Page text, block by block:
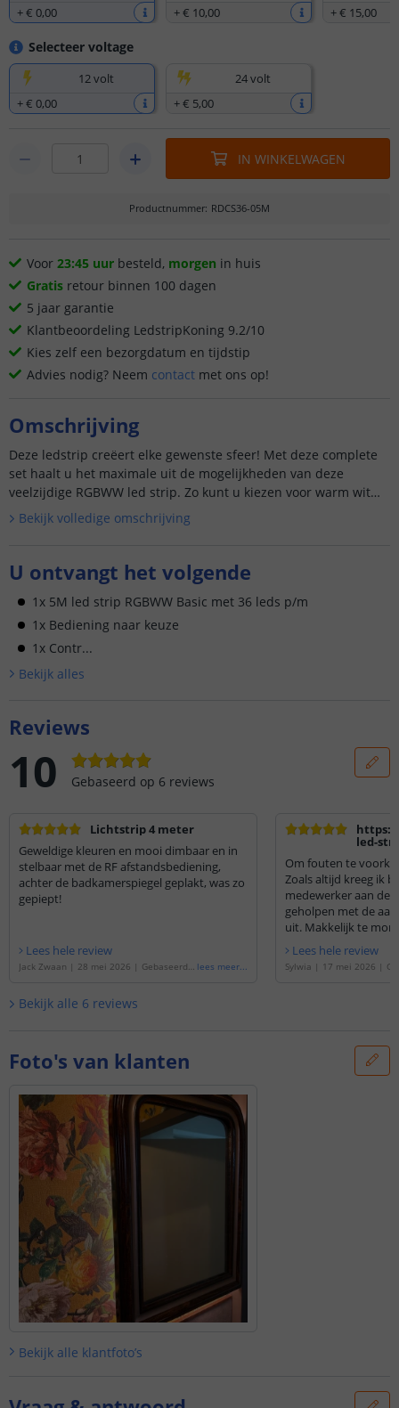
+€ 0,00
+€ 10,00
+€ 15,00
Selecteer voltage
12 volt
+€ 0,00
24 volt
+€ 5,00
IN WINKELWAGEN
Productnummer: RDCS36-05M
Voor 23:45 uur besteld, morgen in huis
Gratis retour binnen 100 dagen
5 jaar garantie
Klantbeoordeling LedstripKoning 9.2/10
Kies zelf een bezorgdatum en tijdstip
Advies nodig? Neem contact met ons op!
Omschrijving
Deze ledstrip creëert elke gewenste sfeer! Met deze complete
set haalt u het maximale uit de mogelijkheden van deze
veelzijdige RGBWW led strip. Zo kunt u kiezen voor warm wit
lich...
Bekijk volledige omschrijving
U ontvangt het volgende
1x 5M led strip RGBWW Basic met 36 leds p/m
1x Bediening naar keuze
1x Contr...
Bekijk alles
Reviews
10 Gebaseerd op 6 reviews
Lichtstrip 4 meter
Geweldige kleuren en mooi dimbaar en in
stelbaar met de RF afstandsbediening,
achter de badkamerspiegel geplakt, was zo
gepiept!
Lees hele review
Jack Zwaan | 28 mei 2026 | Gebaseerd o lees meer...
led-
strip-
Om fouten te
Zoals altijd kreeg ik
medewerker aan de
geholpen met de
uit. Makkelijk te
Lees hele review
Sylwia | 17 mei 2026 |
Bekijk alle 6 reviews
Foto's van klanten
Bekijk alle klantfoto’s